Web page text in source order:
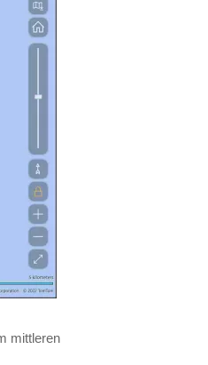
mittleren